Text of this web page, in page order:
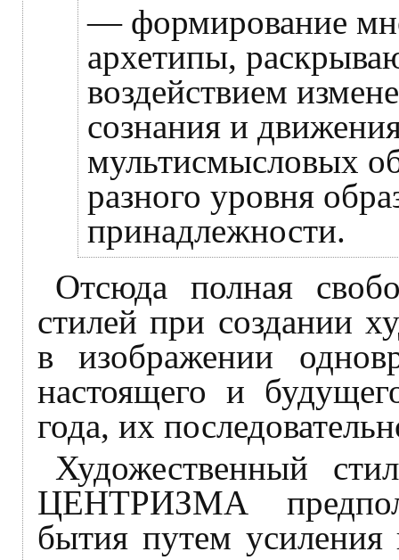
— формирование
архетипы,
воздействием
сознания и
мультисмысловых
разного уровня
принадлежности.
Отсюда полная
стилей при создании
в изображении
настоящего и
года, их
Художественный
ЦЕНТРИЗМА
бытия путем усиления